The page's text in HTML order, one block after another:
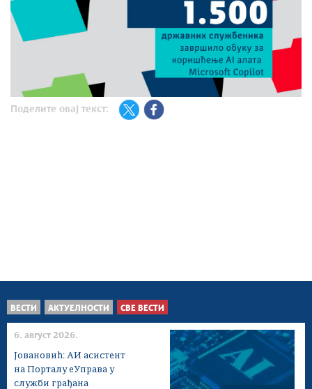
Поделите овај текст:
ВЕСТИ АКТУЕЛНОСТИ СВЕ ВЕСТИ
6. август 2026.
Јовановић: АИ асистент
на Порталу еУправа у
служби грађана